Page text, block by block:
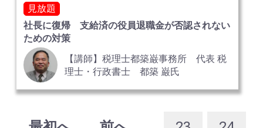
見放題
社長に復帰 支給済の役員退職金が否認されない
ための対策
【講師】税理士都築巌事務所 代表 税
理士・行政書士 都築 巌氏